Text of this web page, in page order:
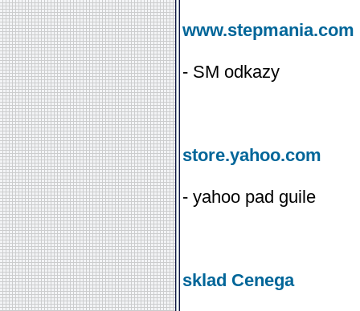
www.stepmania.com
- SM odkazy
store.yahoo.com
- yahoo pad guile
sklad Cenega